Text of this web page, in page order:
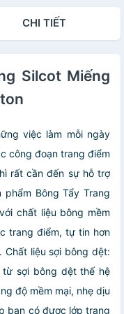
CHI TIẾT
Silcot Miếng
việc làm mỗi ngày
công đoạn trang điểm
rất cần đến sự hỗ trợ
Bông Tẩy Trang
chất liệu bông mềm
trang điểm, tự tin hơn
Chất liệu sợi bông dệt:
từ sợi bông dệt thế hệ
độ mềm mại, nhẹ dịu
bạn có được lớp trang